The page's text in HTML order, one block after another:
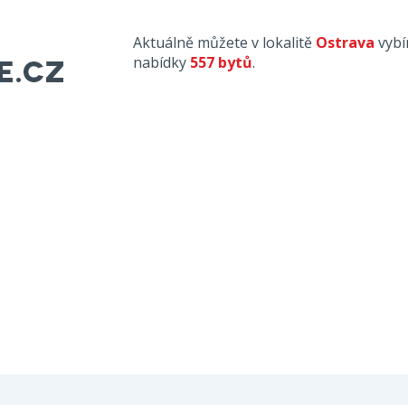
Aktuálně můžete v lokalitě Ostrava
nabídky 557 bytů.